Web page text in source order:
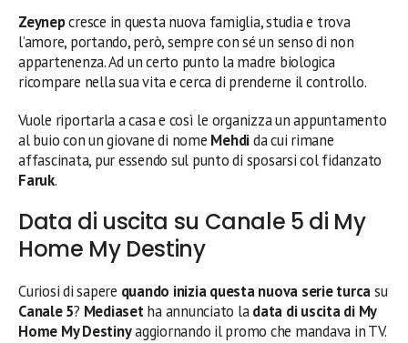
Zeynepcresce in questa nuova famiglia, studia e trova
l’amore, portando, però, sempre con sé un senso di non
appartenenza. Ad un certo punto la madre biologica
ricompare nella sua vita e cerca di prenderne il controllo.
Vuole riportarla a casa e così le organizza un appuntamento
al buio con un giovane di nome Mehdida cui rimane
affascinata, pur essendo sul punto di sposarsi col fidanzato
Faruk.
Data di uscita su Canale 5 di My
Home My Destiny
Curiosi di sapere quando inizia questa nuova serie turcasu
Canale 5? Mediasetha annunciato ladata di uscita di My
Home My Destinyaggiornando il promo che mandava in TV.